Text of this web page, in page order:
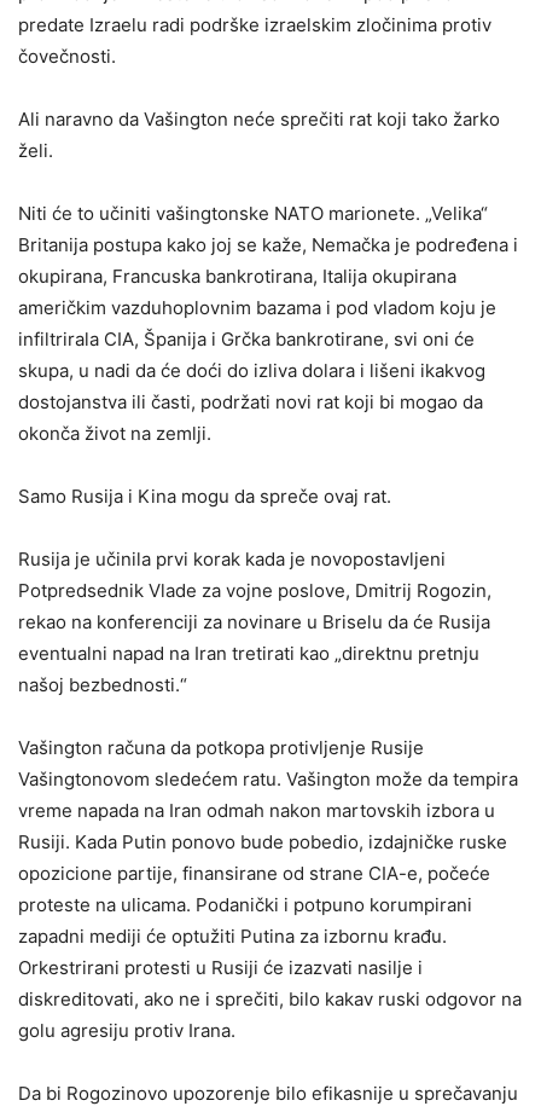
predate Izraelu radi podrške izraelskim zločinima protiv
čovečnosti.
Ali naravno da Vašington neće sprečiti rat koji tako žarko
želi.
Niti će to učiniti vašingtonske NATO marionete. „Velika“
Britanija postupa kako joj se kaže, Nemačka je podređena i
okupirana, Francuska bankrotirana, Italija okupirana
američkim vazduhoplovnim bazama i pod vladom koju je
infiltrirala CIA, Španija i Grčka bankrotirane, svi oni će
skupa, u nadi da će doći do izliva dolara i lišeni ikakvog
dostojanstva ili časti, podržati novi rat koji bi mogao da
okonča život na zemlji.
Samo Rusija i Kina mogu da spreče ovaj rat.
Rusija je učinila prvi korak kada je novopostavljeni
Potpredsednik Vlade za vojne poslove, Dmitrij Rogozin,
rekao na konferenciji za novinare u Briselu da će Rusija
eventualni napad na Iran tretirati kao „direktnu pretnju
našoj bezbednosti.“
Vašington računa da potkopa protivljenje Rusije
Vašingtonovom sledećem ratu. Vašington može da tempira
vreme napada na Iran odmah nakon martovskih izbora u
Rusiji. Kada Putin ponovo bude pobedio, izdajničke ruske
opozicione partije, finansirane od strane CIA-e, počeće
proteste na ulicama. Podanički i potpuno korumpirani
zapadni mediji će optužiti Putina za izbornu krađu.
Orkestrirani protesti u Rusiji će izazvati nasilje i
diskreditovati, ako ne i sprečiti, bilo kakav ruski odgovor na
golu agresiju protiv Irana.
Da bi Rogozinovo upozorenje bilo efikasnije u sprečavanju